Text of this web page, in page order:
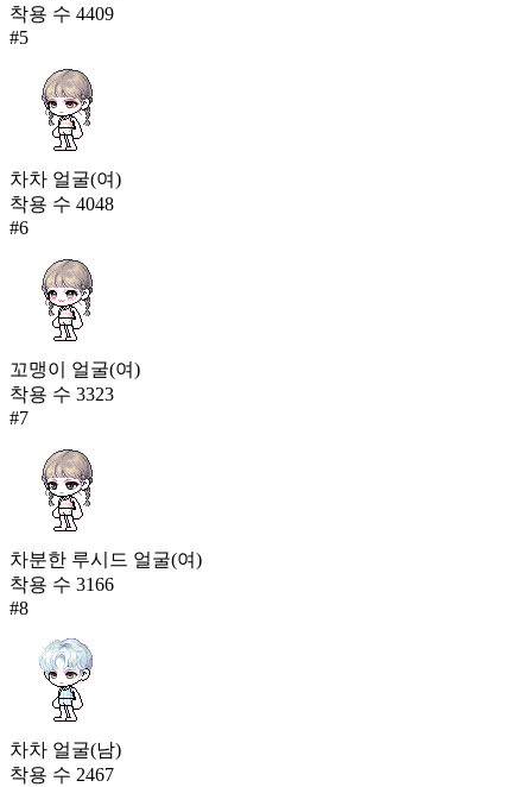
착용 수 4409
#5
차차 얼굴(여)
착용 수 4048
#6
꼬맹이 얼굴(여)
착용 수 3323
#7
차분한 루시드 얼굴(여)
착용 수 3166
#8
차차 얼굴(남)
착용 수 2467